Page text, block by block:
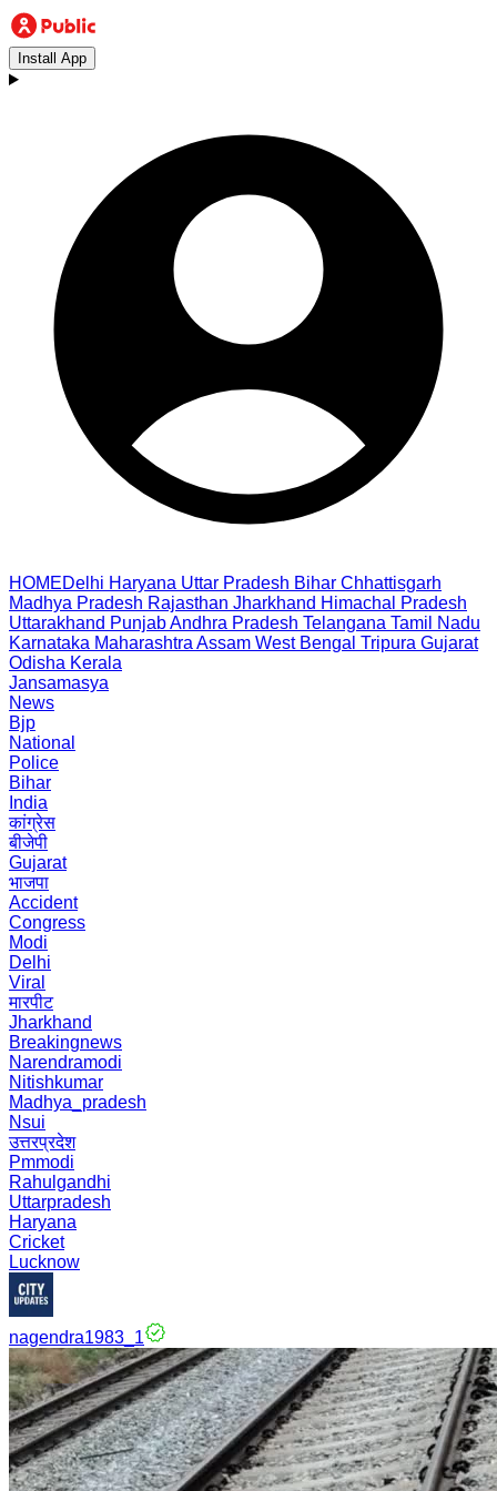
Install App
HOMEDelhi Haryana Uttar Pradesh Bihar Chhattisgarh
Madhya Pradesh Rajasthan Jharkhand Himachal Pradesh
Uttarakhand PunjabAndhra Pradesh Telangana Tamil Nadu
Karnataka Maharashtra Assam West Bengal Tripura Gujarat
Odisha Kerala
Jansamasya
News
Bjp
National
Police
Bihar
India
कांग्रेस
बीजेपी
Gujarat
भाजपा
Accident
Congress
Modi
Delhi
Viral
मारपीट
Jharkhand
Breakingnews
Narendramodi
Nitishkumar
Madhya_pradesh
Nsui
उत्तरप्रदेश
Pmmodi
Rahulgandhi
Uttarpradesh
Haryana
Cricket
Lucknow
nagendra1983_1